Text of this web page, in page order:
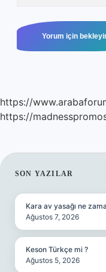
https://
https://
SIDEBAR
SON YAZILAR
Kara av yasağı ne
Ağustos 7, 2026
Keson Türkçe mi ?
Ağustos 5, 2026